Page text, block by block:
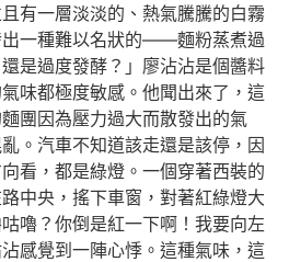
且有一層淡淡的、熱氣騰騰的白霧
出一種難以名狀的——麵粉蒸煮過
是過度發酵？」廖沾沾是個醬料
味都極度敏感。他聞出來了，這
團因為壓力過大而散發出的氣
。汽車不知道該走還是該停，因
看，都是綠燈。一個穿著西裝的
中央，搖下車窗，對著紅綠燈大
嚕？你倒是紅一下啊！我要向左
感覺到一陣心悸。這種氣味，這